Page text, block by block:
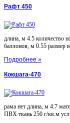
Рафт 450
длина, м 4.5 количество
баллонов, м 0.55 размер
Подробнее »
Кокшага-470
рама нет длина, м 4.7
ПВХ ткань 250 г/кв.м